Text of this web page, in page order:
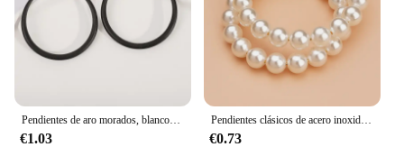
€1.03
Pendientes clásicos de acero inoxidable para mujer, aretes de perlas circulares grandes y elegantes, joyería de moda, accesorios de regalo para el Día de San Valentín
€0.73